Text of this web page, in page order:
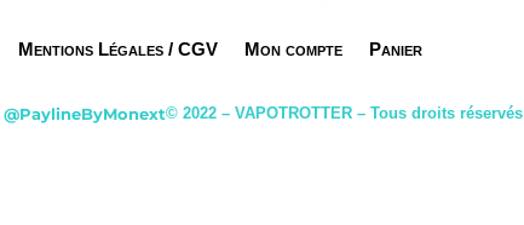
Mentions Légales / CGV Mon compte Panier
@PaylineByMonext© 2022 – VAPOTROTTER – Tous droits réservés